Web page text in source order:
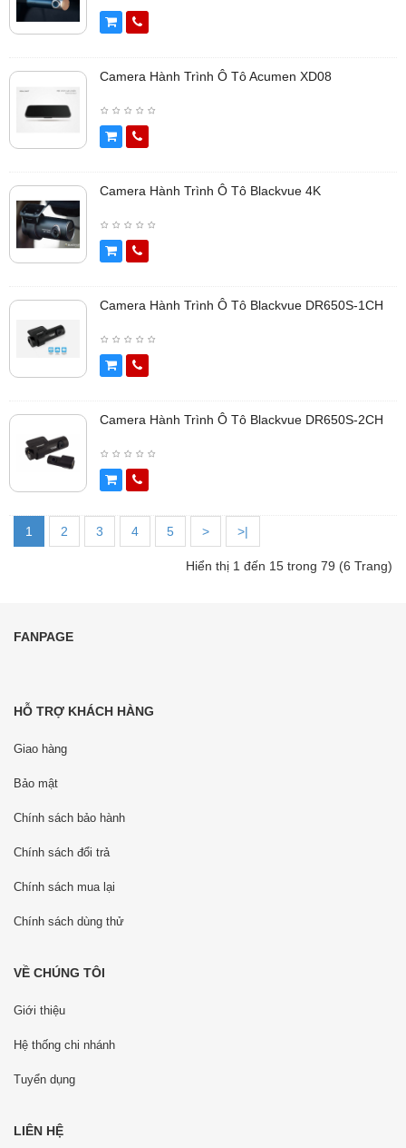
Camera Hành Trình Ô Tô Acumen XD08
Camera Hành Trình Ô Tô Blackvue 4K
Camera Hành Trình Ô Tô Blackvue DR650S-1CH
Camera Hành Trình Ô Tô Blackvue DR650S-2CH
1 2 3 4 5 > >|
Hiển thị 1 đến 15 trong 79 (6 Trang)
FANPAGE
HỖ TRỢ KHÁCH HÀNG
Giao hàng
Bảo mật
Chính sách bảo hành
Chính sách đổi trả
Chính sách mua lại
Chính sách dùng thử
VỀ CHÚNG TÔI
Giới thiệu
Hệ thống chi nhánh
Tuyển dụng
LIÊN HỆ